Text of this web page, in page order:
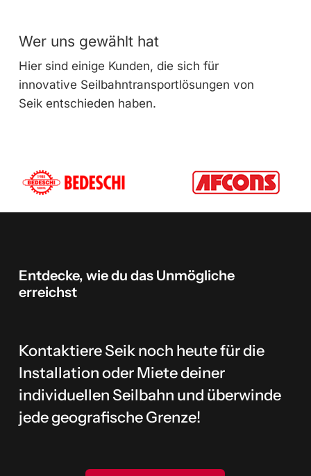
Wer uns gewählt hat
Hier sind einige Kunden, die sich für
innovative Seilbahntransportlösungen von
Seik entschieden haben.
Entdecke, wiedu das Unmögliche
erreichst
Kontaktiere Seik noch heute für die
Installation oder Miete deiner
individuellen Seilbahn und überwinde
jede geografische Grenze!